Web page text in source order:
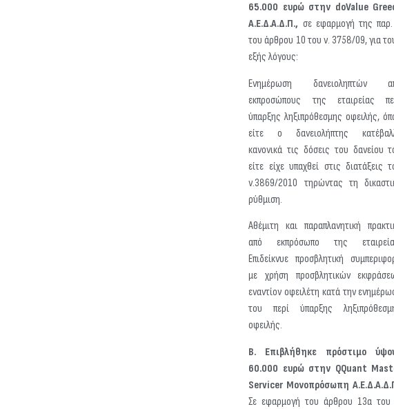
65.000 ευρώ στην doValue
A.E.Δ.Α.Δ.Π., σε εφαρμογή της
του άρθρου 10 του ν. 3758/09, για
εξής λόγους:
Ενημέρωση δανειοληπτών
εκπροσώπους της εταιρείας
ύπαρξης ληξιπρόθεσμης οφειλής,
είτε ο δανειολήπτης
κανονικά τις δόσεις του δανείου
είτε είχε υπαχθεί στις διατάξεις
ν.3869/2010 τηρώντας τη
ρύθμιση.
Αθέμιτη και παραπλανητική
από εκπρόσωπο της
Επιδείκνυε προσβλητική
με χρήση προσβλητικών
εναντίον οφειλέτη κατά την
του περί ύπαρξης
οφειλής.
Β. Επιβλήθηκε πρόστιμο
60.000 ευρώ στην QQuant
Servicer Μονοπρόσωπη
Σε εφαρμογή του άρθρου 13α του